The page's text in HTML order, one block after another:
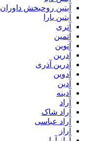
آبتین روحبخش داوران
آبتین یارا
آتری
آتمین
آتوین
آدرین
آدرین آذری
آدوین
آدین
آدینه
آراد
آراد شاک
آراد عباسی
آراز